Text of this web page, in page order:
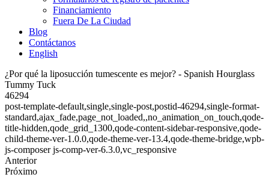
Financiamiento
Fuera De La Ciudad
Blog
Contáctanos
English
¿Por qué la liposucción tumescente es mejor? - Spanish Hourglass
Tummy Tuck
46294
post-template-default,single,single-post,postid-46294,single-format-
standard,ajax_fade,page_not_loaded,,no_animation_on_touch,qode-
title-hidden,qode_grid_1300,qode-content-sidebar-responsive,qode-
child-theme-ver-1.0.0,qode-theme-ver-13.4,qode-theme-bridge,wpb-
js-composer js-comp-ver-6.3.0,vc_responsive
Anterior
Próximo